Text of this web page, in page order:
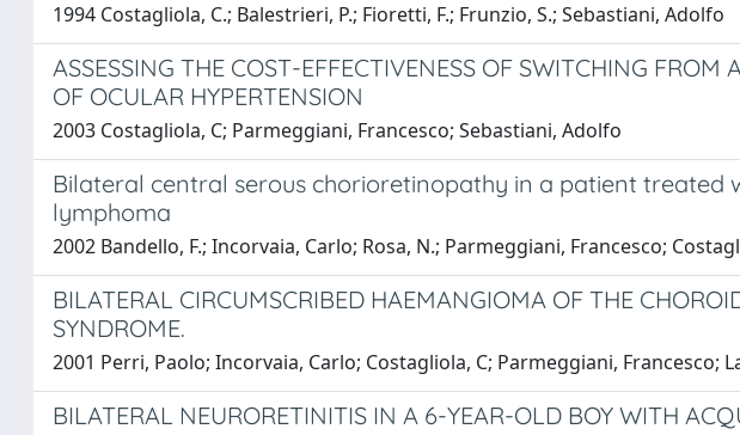
1994 Costagliola, C.; Balestrieri, P.; Fioretti, F.; Frunzio, S.; Sebastiani, Adolfo
ASSESSING THE COST-EFFECTIVENESS OF SWITCHING
OF OCULAR HYPERTENSION
2003 Costagliola, C; Parmeggiani, Francesco; Sebastiani, Adolfo
Bilateral central serous chorioretinopathy in a patient treated
lymphoma
2002 Bandello, F.; Incorvaia, Carlo; Rosa, N.; Parmeggiani, Francesco;
BILATERAL CIRCUMSCRIBED HAEMANGIOMA OF THE
SYNDROME.
2001 Perri, Paolo; Incorvaia, Carlo; Costagliola, C; Parmeggiani, Francesco;
BILATERAL NEURORETINITIS IN A 6-YEAR-OLD BOY WITH